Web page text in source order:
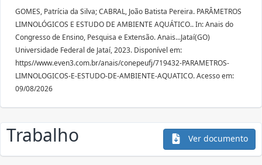
GOMES, Patrícia da Silva; CABRAL, João Batista Pereira. PARÂMETROS
LIMNOLÓGICOS E ESTUDO DE AMBIENTE AQUÁTICO.. In: Anais do
Congresso de Ensino, Pesquisa e Extensão. Anais...Jataí(GO)
Universidade Federal de Jataí, 2023. Disponível em:
https//www.even3.com.br/anais/conepeufj/719432-PARAMETROS-
LIMNOLOGICOS-E-ESTUDO-DE-AMBIENTE-AQUATICO. Acesso em:
09/08/2026
Trabalho Ver documento